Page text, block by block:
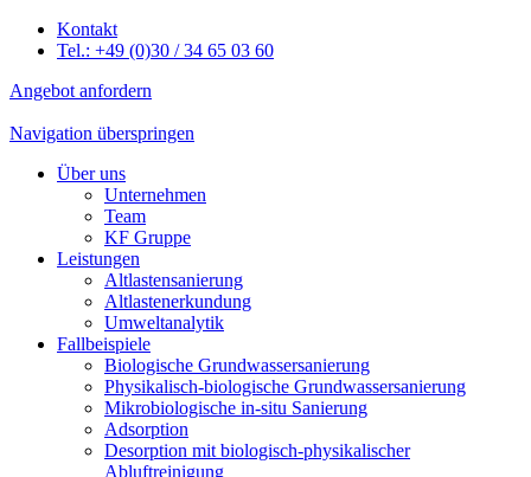
Kontakt
Tel.: +49 (0)30 / 34 65 03 60
Angebot anfordern
Navigation überspringen
Über uns
Unternehmen
Team
KF Gruppe
Leistungen
Altlastensanierung
Altlastenerkundung
Umweltanalytik
Fallbeispiele
Biologische Grundwassersanierung
Physikalisch-biologische Grundwassersanierung
Mikrobiologische in-situ Sanierung
Adsorption
Desorption mit biologisch-physikalischer
Abluftreinigung